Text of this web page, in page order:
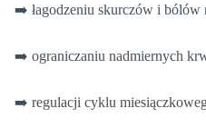
➡️ łagodzeniu skurczów i bólów
➡️ ograniczaniu nadmiernych
➡️ regulacji cyklu